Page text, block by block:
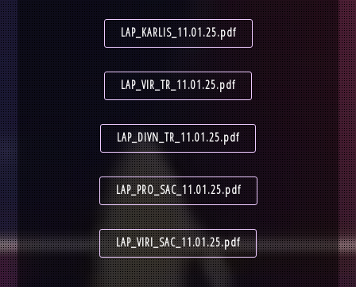
LAP_KARLIS_11.01.25.pdf
LAP_VIR_TR_11.01.25.pdf
LAP_DIVN_TR_11.01.25.pdf
LAP_PRO_SAC_11.01.25.pdf
LAP_VIRI_SAC_11.01.25.pdf